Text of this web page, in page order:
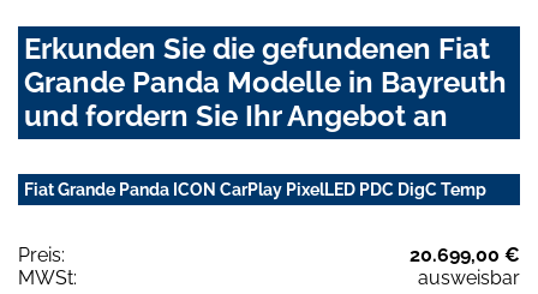
Erkunden Sie die gefundenen Fiat
Grande Panda Modelle in Bayreuth
und fordern Sie Ihr Angebot an
Fiat Grande Panda ICON CarPlay PixelLED PDC DigC Temp
Preis:
20.699,00 €
MWSt:
ausweisbar